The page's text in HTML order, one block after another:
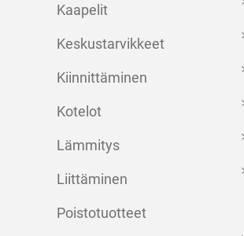
Kaapelit
Keskustarvikkeet
Kiinnittäminen
Kotelot
Lämmitys
Liittäminen
Poistotuotteet